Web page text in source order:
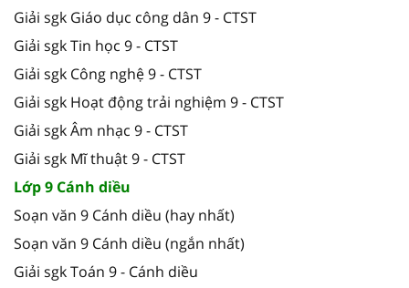
Giải sgk Giáo dục công dân 9 - CTST
Giải sgk Tin học 9 - CTST
Giải sgk Công nghệ 9 - CTST
Giải sgk Hoạt động trải nghiệm 9 - CTST
Giải sgk Âm nhạc 9 - CTST
Giải sgk Mĩ thuật 9 - CTST
Lớp 9 Cánh diều
Soạn văn 9 Cánh diều (hay nhất)
Soạn văn 9 Cánh diều (ngắn nhất)
Giải sgk Toán 9 - Cánh diều